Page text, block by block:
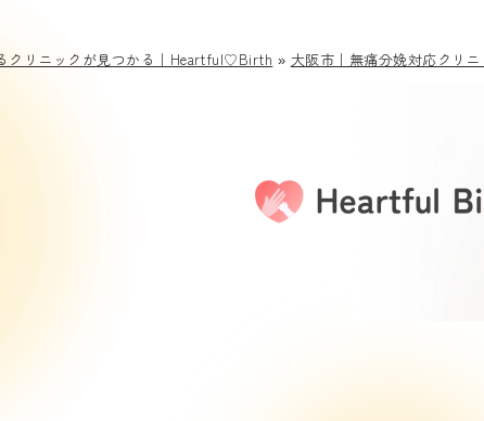
クリニックが見つかる｜Heartful♡Birth » 大阪市｜無痛分娩対応クリ